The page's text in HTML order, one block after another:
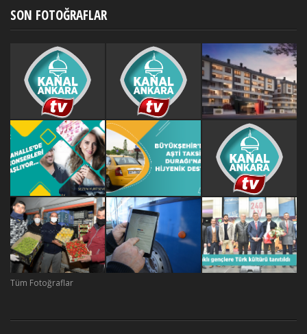
SON FOTOĞRAFLAR
Tüm Fotoğraflar